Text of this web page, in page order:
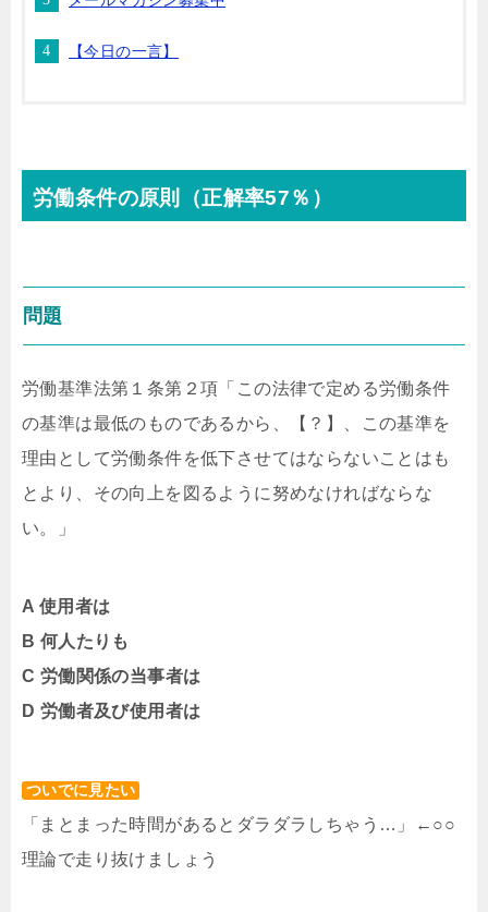
【今日の一言】
労働条件の原則（正解率57％）
問題
労働基準法第１条第２項 「 この法律で定める労働条件
の基準は最低のものであるから、【？】、この基準を
理由として労働条件を低下させてはならないことはも
とより、その向上を図るように努めなければならな
い。
」
A 使用者は
B 何人たりも
C 労働関係の当事者は
D 労働者及び使用者は
ついでに見たい
「まとまった時間があるとダラダラしちゃう…」←○○
理論で走り抜けましょう